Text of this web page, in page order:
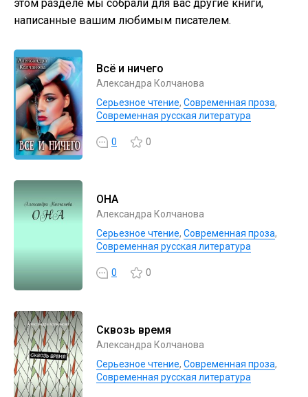
этом разделе мы собрали для вас другие книги,
написанные вашим любимым писателем.
Всё и ничего
Александра Колчанова
Серьезное чтение, Современная проза,
Современная русская литература
0 0
ОНА
Александра Колчанова
Серьезное чтение, Современная проза,
Современная русская литература
0 0
Сквозь время
Александра Колчанова
Серьезное чтение, Современная проза,
Современная русская литература